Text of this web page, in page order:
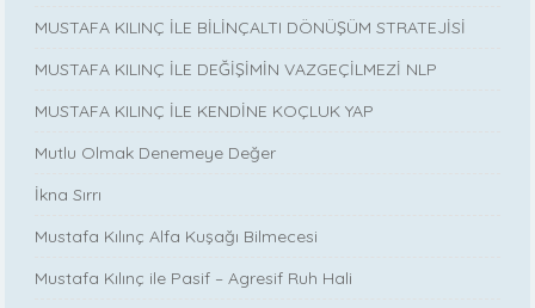
MUSTAFA KILINÇ İLE BİLİNÇALTI DÖNÜŞÜM STRATEJİSİ
MUSTAFA KILINÇ İLE DEĞİŞİMİN VAZGEÇİLMEZİ NLP
MUSTAFA KILINÇ İLE KENDİNE KOÇLUK YAP
Mutlu Olmak Denemeye Değer
İkna Sırrı
Mustafa Kılınç Alfa Kuşağı Bilmecesi
Mustafa Kılınç ile Pasif – Agresif Ruh Hali